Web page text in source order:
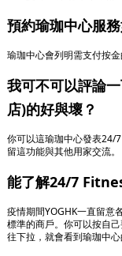
預約瑜珈中心服
瑜珈中心會列明需支付按
我可不可以評論
店)的好與壞？
你可以這瑜珈中心發表24/
留這功能與其他用家交流。
能了解24/7
疫情期間YOGHK一直留意
標準的商戶。你可以按自
往下拉，就會看到瑜珈中心